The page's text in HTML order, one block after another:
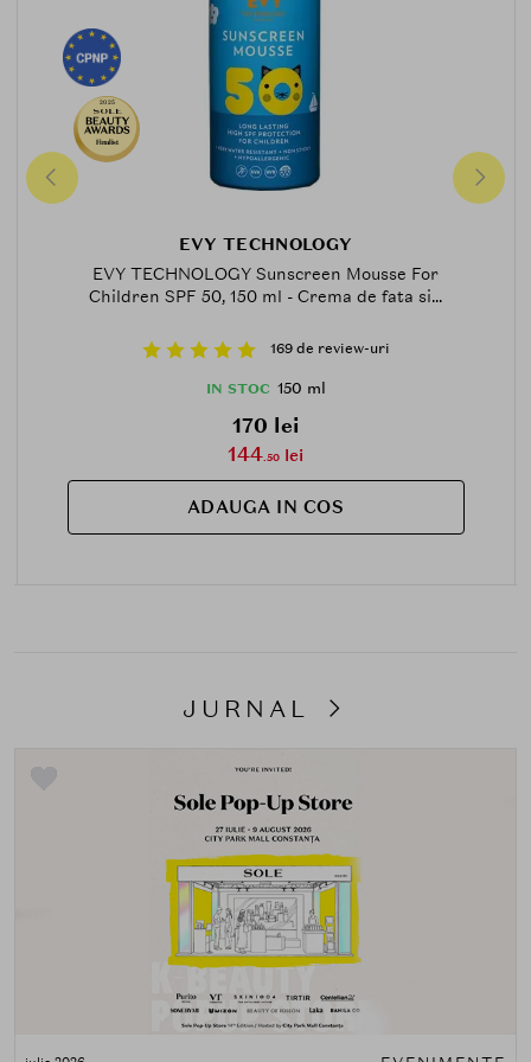
2025
Finalist
EVY TECHNOLOGY
EVY TECHNOLOGY Sunscreen Mousse For
Children SPF 50, 150 ml - Crema de fata si...
169 de review-uri
IN STOC 150 ml
170 lei
144.50 lei
ADAUGA IN COS
JURNAL